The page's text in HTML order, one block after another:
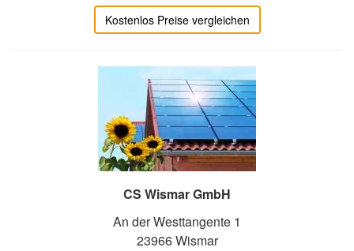
Kostenlos Preise vergleichen
CS Wismar GmbH
An der Westtangente 1
23966 Wismar